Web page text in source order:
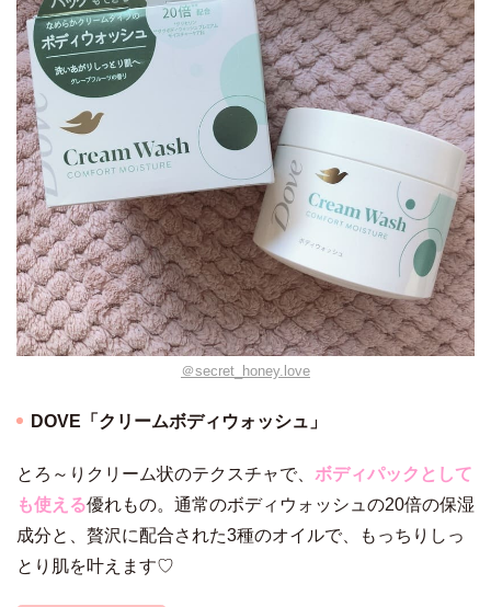
＠secret_honey.love
DOVE「クリームボディウォッシュ」
とろ～りクリーム状のテクスチャで、 ボディパックとして
も使える優れもの。通常のボディウォッシュの20倍の保湿
成分と、贅沢に配合された3種のオイルで、もっちりしっ
とり肌を叶えます♡